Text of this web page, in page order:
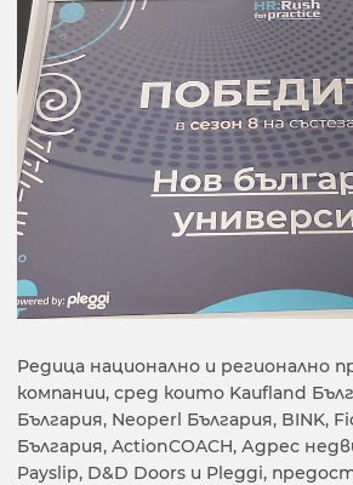
Редица национално и регионално
компании, сред които Kaufland
България, Neoperl България, BINK,
България, ActionCOACH, Адрес
Payslip, D&D Doors и Pleggi,